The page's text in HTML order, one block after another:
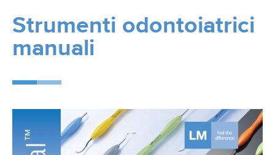
Strumenti odontoiatrici
manuali